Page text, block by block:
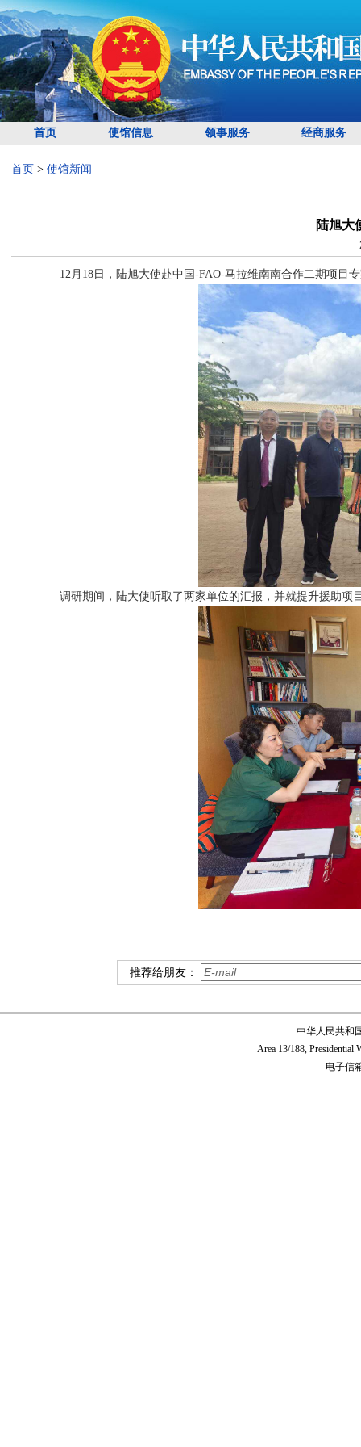
首页 使馆信息 领事服务 经商服务
首页 > 使馆新闻
陆旭大
12月18日，陆旭大使赴中国-FAO-马拉维南南合作二期项目
调研期间，陆大使听取了两家单位的汇报，并就提升援助
推荐给朋友：
中华人民共和
Area 13/188, Presidential
电子信